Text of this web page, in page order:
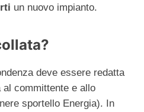
un nuovo impianto.
deve essere redatta
al committente e allo
sportello Energia). In